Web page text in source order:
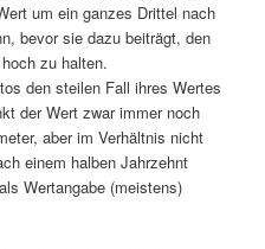
um ein ganzes Drittel nach
bevor sie dazu beiträgt, den
zu halten.
den steilen Fall ihres Wertes
der Wert zwar immer noch
aber im Verhältnis nicht
einem halben Jahrzehnt
Wertangabe (meistens)